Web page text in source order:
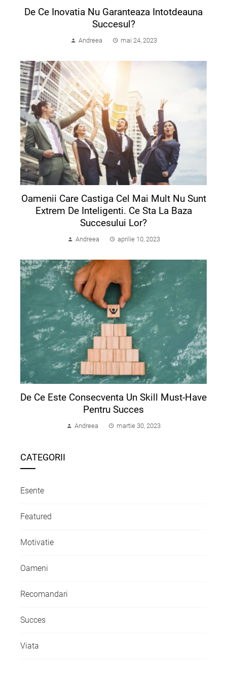
De Ce Inovatia Nu Garanteaza Intotdeauna
Succesul?
Andreea mai 24, 2023
Oamenii Care Castiga Cel Mai Mult Nu Sunt
Extrem De Inteligenti. Ce Sta La Baza
Succesului Lor?
Andreea aprilie 10, 2023
De Ce Este Consecventa Un Skill Must-Have
Pentru Succes
Andreea martie 30, 2023
CATEGORII
Esente
Featured
Motivatie
Oameni
Recomandari
Succes
Viata